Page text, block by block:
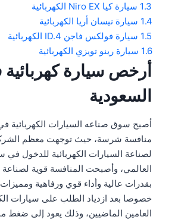
1.3 سيارة كيا Niro EX الكهربائية
1.4 سيارة نيسان أريا الكهربائية
1.5 سيارة فولكس فاجن ID.4 الكهربائية
1.6 سيارة رينو تويزي الكهربائية
أرخص سيارة
السعودية
منافسة شرسة، حيث توجهت معظم
لصناعة السيارات الكهربائية للدخول
العالمي، وأصبحت المنافسة قوية لصناعة
بقدرات عالية وأداء قوي ورفاهية ومميزات
خصوصا بعد ازدياد الطلب على سيارات
العامين الماضيين، وذلك يعود إلى ضغط